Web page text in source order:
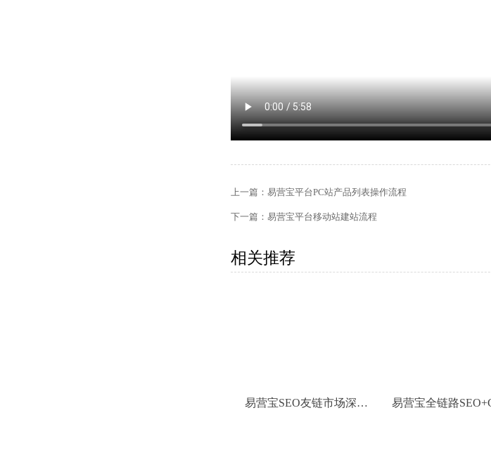
上一篇： 易营宝平台PC站产品列表操作流程
下一篇： 易营宝平台移动站建站流程
相关推荐
易营宝SEO友链市场深度
易营宝全链路